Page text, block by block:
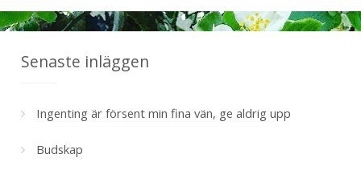
e
r
k
v
Senaste inläggen
Ingenting är försent min fina vän, ge aldrig upp
Budskap